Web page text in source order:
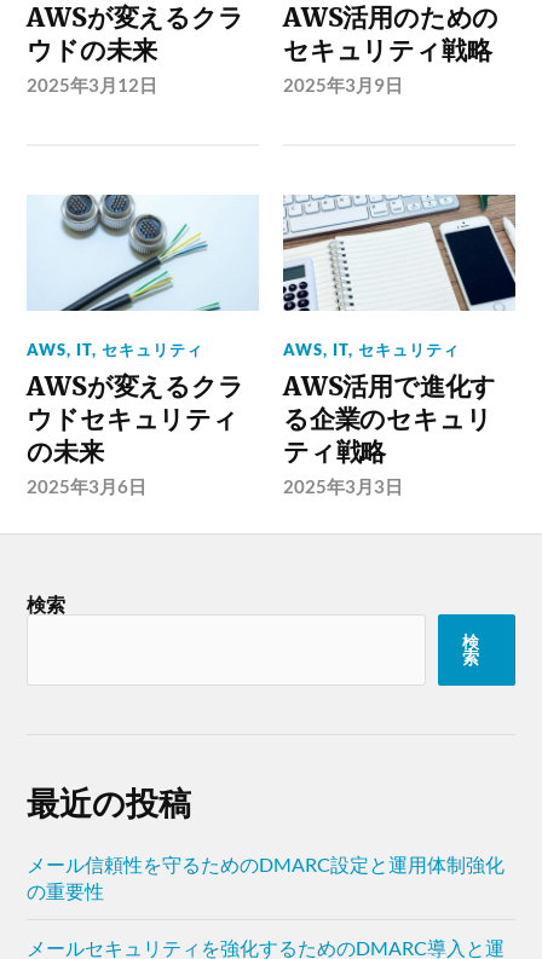
AWSが変えるクラ
ウドの未来
2025年3月12日
AWS活用のための
セキュリティ戦略
2025年3月9日
AWS, IT,セキュリティ
AWSが変えるクラ
ウドセキュリティ
の未来
2025年3月6日
AWS, IT,セキュリティ
AWS活用で進化す
る企業のセキュリ
ティ戦略
2025年3月3日
検索
検
索
最近の投稿
メール信頼性を守るためのDMARC設定と運用体制強化
の重要性
メールセキュリティを強化するためのDMARC導入と運